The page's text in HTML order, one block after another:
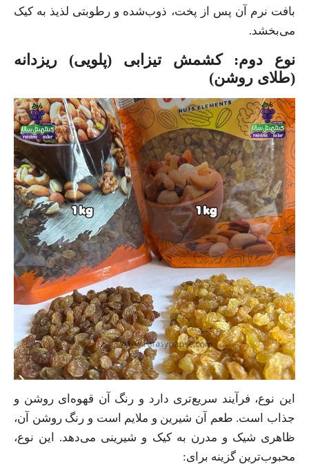
بافت نرم آن پس از پخت، ذوب‌شده و رطوبتی لذیذ به کیک
می‌بخشد.
نوع دوم: کشمش تیزابی (پلویی) ریزدانه
(طلای روشن)
این نوع، فرآیند سریع‌تری دارد و رنگ آن قهوه‌ای روشن و
جذاب است. طعم آن شیرین و ملایم است و رنگ روشن آن،
ظاهری شیک و مدرن به کیک و شیرینی می‌دهد. این نوع،
محبوب‌ترین گزینه برای: